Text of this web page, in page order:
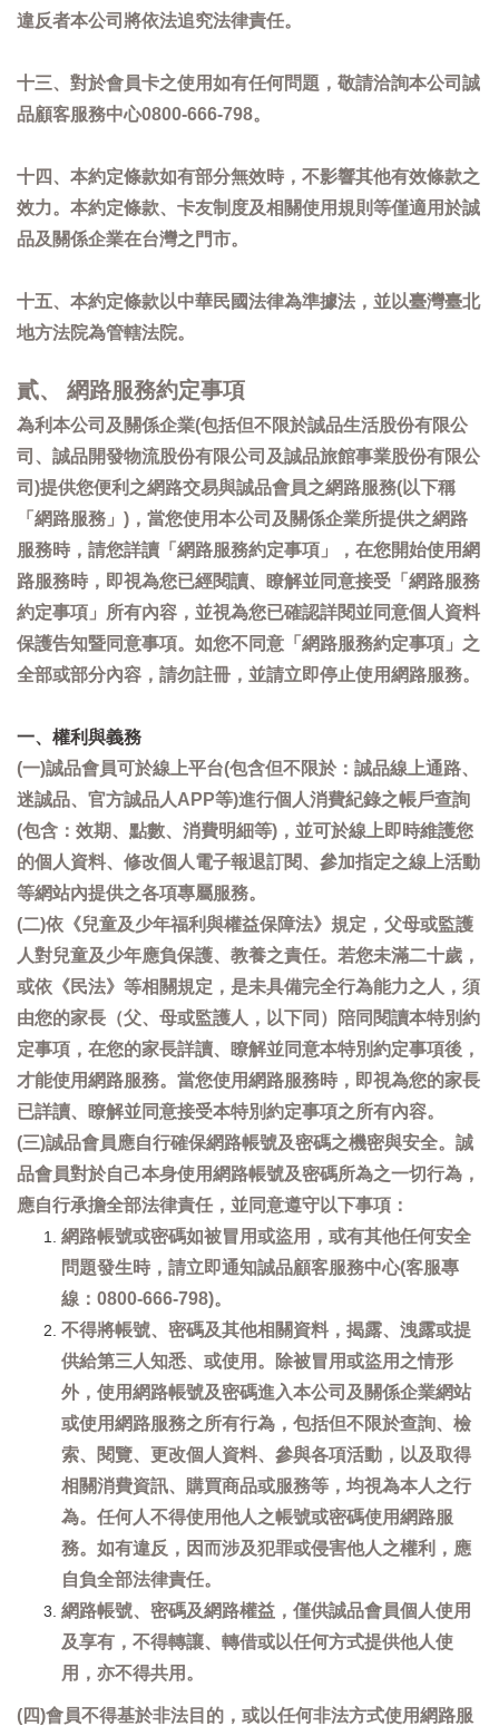
違反者本公司將依法追究法律責任。
十三、對於會員卡之使用如有任何問題，敬請洽詢本公司誠
品顧客服務中心0800-666-798。
十四、本約定條款如有部分無效時，不影響其他有效條款之
效力。本約定條款、卡友制度及相關使用規則等僅適用於誠
品及關係企業在台灣之門市。
十五、本約定條款以中華民國法律為準據法，並以臺灣臺北
地方法院為管轄法院。
貳、 網路服務約定事項
為利本公司及關係企業(包括但不限於誠品生活股份有限公
司、誠品開發物流股份有限公司及誠品旅館事業股份有限公
司)提供您便利之網路交易與誠品會員之網路服務(以下稱
「網路服務」)，當您使用本公司及關係企業所提供之網路
服務時，請您詳讀「網路服務約定事項」，在您開始使用網
路服務時，即視為您已經閱讀、瞭解並同意接受「網路服務
約定事項」所有內容，並視為您已確認詳閱並同意個人資料
保護告知暨同意事項。如您不同意「網路服務約定事項」之
全部或部分內容，請勿註冊，並請立即停止使用網路服務。
一、權利與義務
(一)誠品會員可於線上平台(包含但不限於：誠品線上通路、
迷誠品、官方誠品人APP等)進行個人消費紀錄之帳戶查詢
(包含：效期、點數、消費明細等)，並可於線上即時維護您
的個人資料、修改個人電子報退訂閱、參加指定之線上活動
等網站內提供之各項專屬服務。
(二)依《兒童及少年福利與權益保障法》規定，父母或監護
人對兒童及少年應負保護、教養之責任。若您未滿二十歲，
或依《民法》等相關規定，是未具備完全行為能力之人，須
由您的家長（父、母或監護人，以下同）陪同閱讀本特別約
定事項，在您的家長詳讀、瞭解並同意本特別約定事項後，
才能使用網路服務。當您使用網路服務時，即視為您的家長
已詳讀、瞭解並同意接受本特別約定事項之所有內容。
(三)誠品會員應自行確保網路帳號及密碼之機密與安全。誠
品會員對於自己本身使用網路帳號及密碼所為之一切行為，
應自行承擔全部法律責任，並同意遵守以下事項：
網路帳號或密碼如被冒用或盜用，或有其他任何安全
問題發生時，請立即通知誠品顧客服務中心(客服專
線：0800-666-798)。
不得將帳號、密碼及其他相關資料，揭露、洩露或提
供給第三人知悉、或使用。除被冒用或盜用之情形
外，使用網路帳號及密碼進入本公司及關係企業網站
或使用網路服務之所有行為，包括但不限於查詢、檢
索、閱覽、更改個人資料、參與各項活動，以及取得
相關消費資訊、購買商品或服務等，均視為本人之行
為。任何人不得使用他人之帳號或密碼使用網路服
務。如有違反，因而涉及犯罪或侵害他人之權利，應
自負全部法律責任。
網路帳號、密碼及網路權益，僅供誠品會員個人使用
及享有，不得轉讓、轉借或以任何方式提供他人使
用，亦不得共用。
(四)會員不得基於非法目的，或以任何非法方式使用網路服